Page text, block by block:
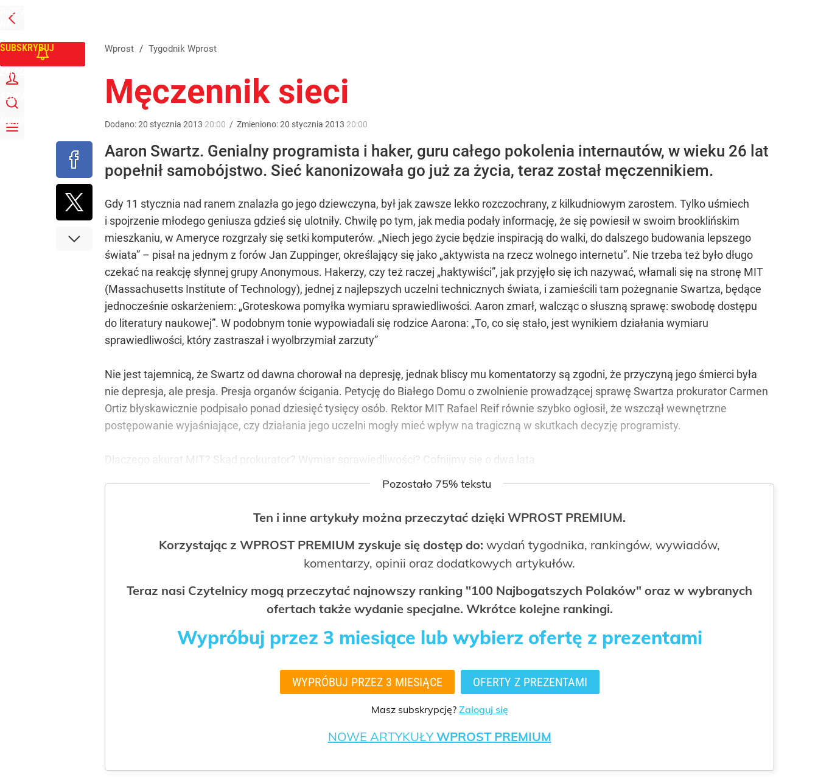
PRZEJDŹ
NA
GŁÓWNĄ
SUBSKRYBUJ
ZALOGUJ
SZUKAJ
MENU
Wprost / Tygodnik Wprost
Męczennik sieci
Dodano:20 stycznia 2013 20:00 / Zmieniono:20 stycznia 2013 20:00
Aaron Swartz. Genialny programista i haker, guru całego pokolenia internautów, w wieku 26 lat
popełnił samobójstwo. Sieć kanonizowała go już za życia, teraz został męczennikiem.
Gdy 11 stycznia nad ranem znalazła go jego dziewczyna, był jak zawsze lekko rozczochrany, z kilkudniowym zarostem. Tylko uśmiech
i spojrzenie młodego geniusza gdzieś się ulotniły. Chwilę po tym, jak media podały informację, że się powiesił w swoim brooklińskim
mieszkaniu, w Ameryce rozgrzały się setki komputerów. „Niech jego życie będzie inspiracją do walki, do dalszego budowania lepszego
świata” – pisał na jednym z forów Jan Zuppinger, określający się jako „aktywista na rzecz wolnego internetu”. Nie trzeba też było długo
czekać na reakcję słynnej grupy Anonymous. Hakerzy, czy też raczej „haktywiści”, jak przyjęło się ich nazywać, włamali się na stronę MIT
(Massachusetts Institute of Technology), jednej z najlepszych uczelni technicznych świata, i zamieścili tam pożegnanie Swartza, będące
jednocześnie oskarżeniem: „Groteskowa pomyłka wymiaru sprawiedliwości. Aaron zmarł, walcząc o słuszną sprawę: swobodę dostępu
do literatury naukowej”. W podobnym tonie wypowiadali się rodzice Aarona: „To, co się stało, jest wynikiem działania wymiaru
sprawiedliwości, który zastraszał i wyolbrzymiał zarzuty”
Nie jest tajemnicą, że Swartz od dawna chorował na depresję, jednak bliscy mu komentatorzy są zgodni, że przyczyną jego śmierci była
nie depresja, ale presja. Presja organów ścigania. Petycję do Białego Domu o zwolnienie prowadzącej sprawę Swartza prokurator Carmen
Ortiz błyskawicznie podpisało ponad dziesięć tysięcy osób. Rektor MIT Rafael Reif równie szybko ogłosił, że wszczął wewnętrzne
postępowanie wyjaśniające, czy działania jego uczelni mogły mieć wpływ na tragiczną w skutkach decyzję programisty.
Dlaczego akurat MIT? Skąd prokurator? Wymiar sprawiedliwości? Cofnijmy się o dwa lata.
Pozostało 75% tekstu
Ten i inne artykuły można przeczytać dzięki WPROST PREMIUM.
Korzystając z WPROST PREMIUM zyskuje się dostęp do: wydań tygodnika, rankingów, wywiadów,
komentarzy, opinii oraz dodatkowych artykułów.
Teraz nasi Czytelnicy mogą przeczytać najnowszy ranking "100 Najbogatszych Polaków" oraz w wybranych
ofertach także wydanie specjalne. Wkrótce kolejne rankingi.
Wypróbuj przez 3 miesiące lub wybierz ofertę z prezentami
WYPRÓBUJ PRZEZ 3 MIESIĄCE OFERTY Z PREZENTAMI
Masz subskrypcję? Zaloguj się
NOWE ARTYKUŁYWPROST PREMIUM